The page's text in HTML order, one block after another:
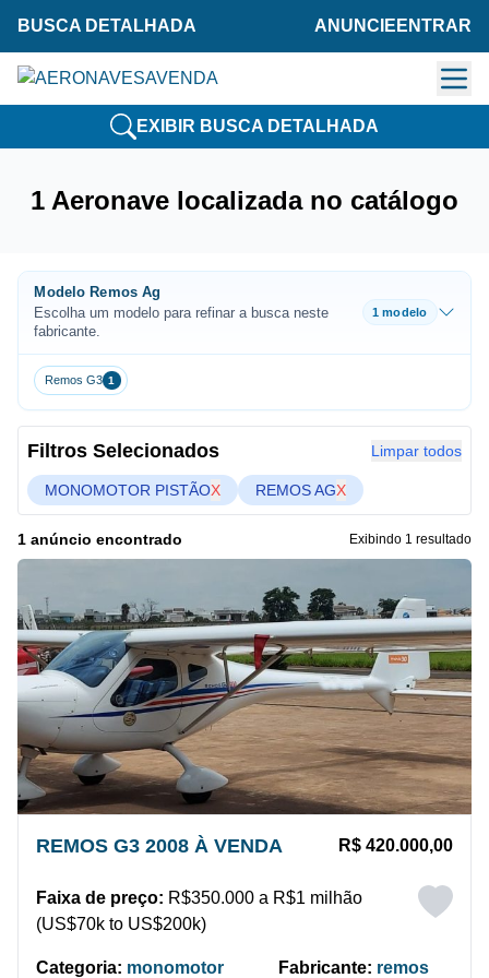
BUSCA DETALHADA ANUNCIE ENTRAR
EXIBIR BUSCA DETALHADA
1 Aeronave localizada no catálogo
Modelo Remos Ag
Escolha um modelo para refinar a busca neste
fabricante.
1 modelo
Remos G3 1
Filtros Selecionados Limpar todos
MONOMOTOR PISTÃOX REMOS AGX
1 anúncio encontrado Exibindo 1 resultado
REMOS G3 2008 À VENDA R$ 420.000,00
Faixa de preço: R$350.000 a R$1 milhão
(US$70k to US$200k)
Categoria: monomotor Fabricante: remos